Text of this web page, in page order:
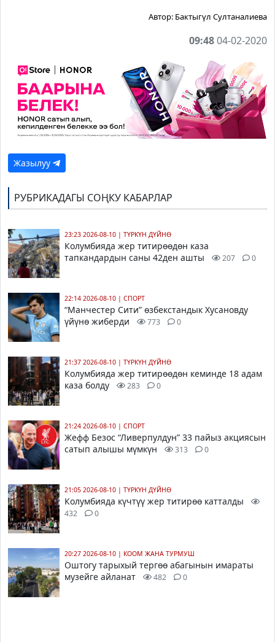
Автор: Бактыгүл Султаналиева
09:4804-02-2020
Жазылуу
РУБРИКАДАГЫ СОҢКУ КАБАРЛАР
23:23 2026-08-10 | ТҮРКҮН ДҮЙНӨ
Колумбияда жер титирөөдөн каза
тапкандардын саны 42ден ашты
207 0
22:14 2026-08-10 | СПОРТ
“Манчестер Сити” өзбекстандык Хусановду
үйүнө жиберди
773 0
21:37 2026-08-10 | ТҮРКҮН ДҮЙНӨ
Колумбияда жер титирөөдөн кеминде 18 адам
каза болду
283 0
21:24 2026-08-10 | СПОРТ
Жефф Безос “Ливерпулдун” 33 пайыз акциясын
сатып алышы мүмкүн
313 0
21:05 2026-08-10 | ТҮРКҮН ДҮЙНӨ
Колумбияда күчтүү жер титирөө катталды
432 0
20:27 2026-08-10 | КООМ ЖАНА ТУРМУШ
Оштогу тарыхый тергөө абагынын имараты
музейге айланат
482 0